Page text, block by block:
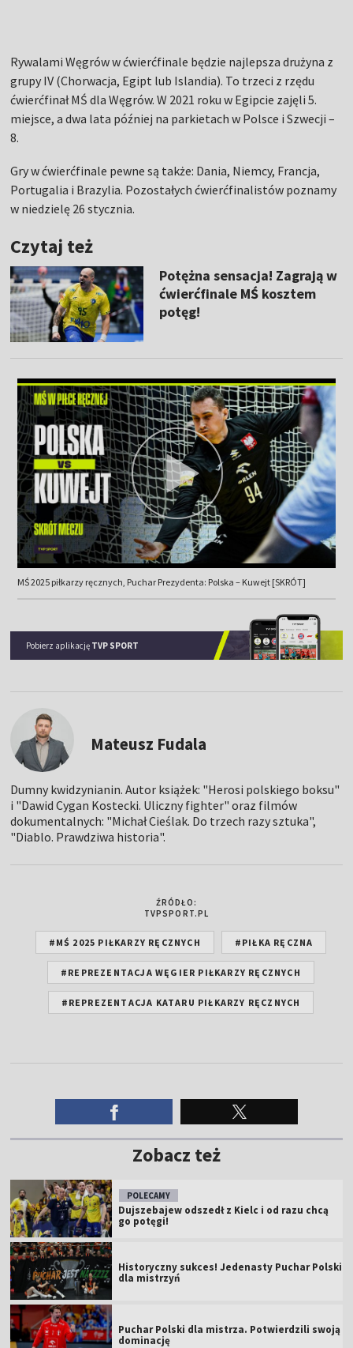
Rywalami Węgrów w ćwierćfinale będzie najlepsza drużyna z
grupy IV (Chorwacja, Egipt lub Islandia). To trzeci z rzędu
ćwierćfinał MŚ dla Węgrów. W 2021 roku w Egipcie zajęli 5.
miejsce, a dwa lata później na parkietach w Polsce i Szwecji –
8.
Gry w ćwierćfinale pewne są także: Dania, Niemcy, Francja,
Portugalia i Brazylia. Pozostałych ćwierćfinalistów poznamy
w niedzielę 26 stycznia.
Czytaj też
Potężna sensacja! Zagrają w
ćwierćfinale MŚ kosztem
potęg!
MŚ 2025 piłkarzy ręcznych, Puchar Prezydenta: Polska – Kuwejt [SKRÓT]
Pobierz aplikację TVP SPORT
Mateusz Fudala
Dumny kwidzynianin. Autor książek: "Herosi polskiego boksu"
i "Dawid Cygan Kostecki. Uliczny fighter" oraz filmów
dokumentalnych: "Michał Cieślak. Do trzech razy sztuka",
"Diablo. Prawdziwa historia".
ŹRÓDŁO:
TVPSPORT.PL
#MŚ 2025 PIŁKARZY RĘCZNYCH #PIŁKA RĘCZNA
#REPREZENTACJA WĘGIER PIŁKARZY RĘCZNYCH
#REPREZENTACJA KATARU PIŁKARZY RĘCZNYCH
Zobacz też
POLECAMY
Dujszebajew odszedł z Kielc i od razu chcą
go potęgi!
Historyczny sukces! Jedenasty Puchar Polski
dla mistrzyń
Puchar Polski dla mistrza. Potwierdzili swoją
dominację